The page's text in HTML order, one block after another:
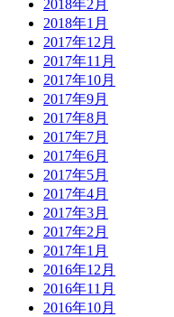
2018年2月
2018年1月
2017年12月
2017年11月
2017年10月
2017年9月
2017年8月
2017年7月
2017年6月
2017年5月
2017年4月
2017年3月
2017年2月
2017年1月
2016年12月
2016年11月
2016年10月